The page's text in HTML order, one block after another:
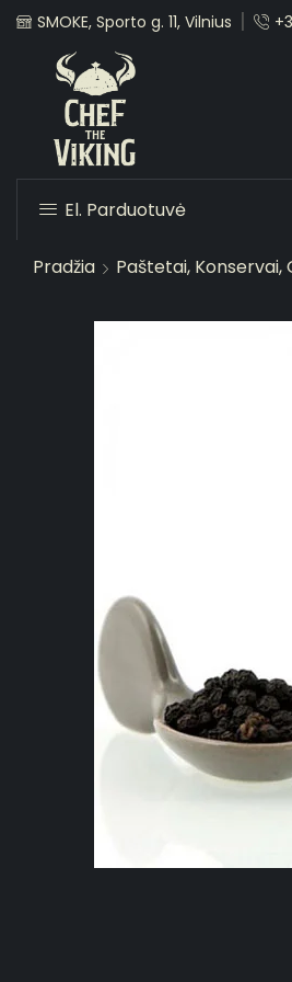
SMOKE, Sporto g. 11, Vilnius
El. Parduotuvė
Pradžia Paštetai, Konservai,